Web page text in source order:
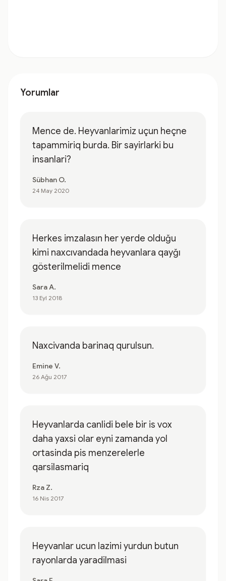
Yorumlar
Mence de. Heyvanlarimiz uçun heçne
tapammiriq burda. Bir sayirlarki bu
insanlari?
Sübhan O.
24 May 2020
Herkes imzalasın her yerde olduğu
kimi naxcıvandada heyvanlara qayğı
gösterilmelidi mence
Sara A.
13 Eyl 2018
Naxcivanda barinaq qurulsun.
Emine V.
26 Ağu 2017
Heyvanlarda canlidi bele bir is vox
daha yaxsi olar eyni zamanda yol
ortasinda pis menzerelerle
qarsilasmariq
Rza Z.
16 Nis 2017
Heyvanlar ucun lazimi yurdun butun
rayonlarda yaradilmasi